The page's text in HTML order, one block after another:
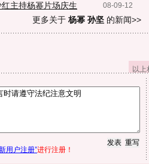
08-09-12
红主持杨幂片场庆生
更多关于 杨幂 孙坚 的新闻>>
以
用户注册”进行注册！